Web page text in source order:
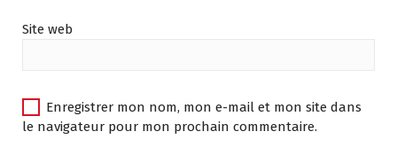
Site web
Enregistrer mon nom, mon e-mail et mon site dans
le navigateur pour mon prochain commentaire.